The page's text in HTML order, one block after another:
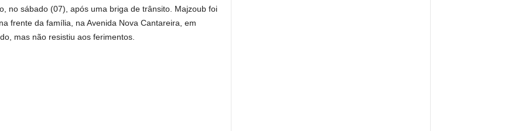
no sábado (07), após uma briga de trânsito. Majzoub foi
frente da família, na Avenida Nova Cantareira, em
mas não resistiu aos ferimentos.